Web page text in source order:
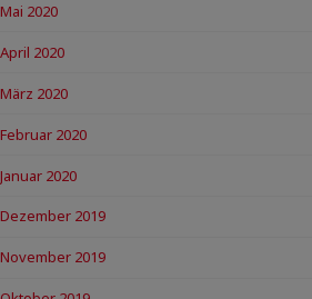
Mai 2020
April 2020
März 2020
Februar 2020
Januar 2020
Dezember 2019
November 2019